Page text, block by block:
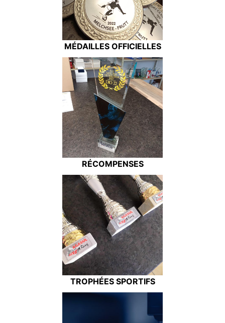
MÉDAILLES OFFICIELLES
RÉCOMPENSES
TROPHÉES SPORTIFS